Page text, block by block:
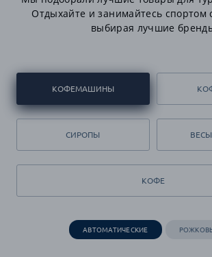
Отдыхайте и занимайтесь спортом
выбирая лучшие
КОФЕМАШИНЫ
СИРОПЫ
КОФЕ
АВТОМАТИЧЕСКИЕ